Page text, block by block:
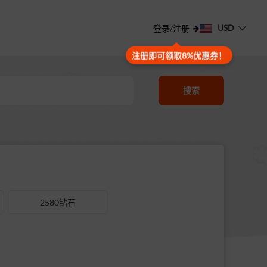
登录/注册
注册即可领取8%优惠券！
USD
搜索
2580钻石